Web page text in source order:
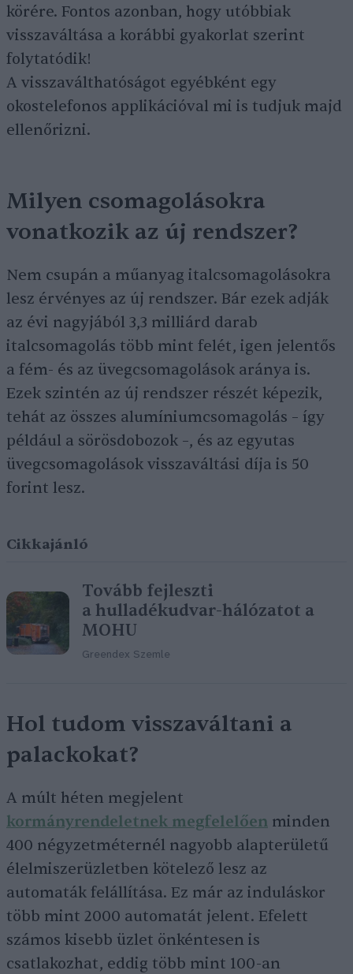
körére. Fontos azonban, hogy utóbbiak
visszaváltása a korábbi gyakorlat szerint
folytatódik!
A visszaválthatóságot egyébként egy
okostelefonos applikációval mi is tudjuk majd
ellenőrizni.
Milyen csomagolásokra
vonatkozik az új rendszer?
Nem csupán a műanyag italcsomagolásokra
lesz érvényes az új rendszer. Bár ezek adják
az évi nagyjából 3,3 milliárd darab
italcsomagolás több mint felét, igen jelentős
a fém- és az üvegcsomagolások aránya is.
Ezek szintén az új rendszer részét képezik,
tehát az összes alumíniumcsomagolás – így
például a sörösdobozok –, és az egyutas
üvegcsomagolások visszaváltási díja is 50
forint lesz.
Cikkajánló
Tovább fejleszti
a hulladékudvar-hálózatot a
MOHU
Greendex Szemle
Hol tudom visszaváltani a
palackokat?
A múlt héten megjelent
kormányrendeletnek megfelelően minden
400 négyzetméternél nagyobb alapterületű
élelmiszerüzletben kötelező lesz az
automaták felállítása. Ez már az induláskor
több mint 2000 automatát jelent. Efelett
számos kisebb üzlet önkéntesen is
csatlakozhat, eddig több mint 100-an